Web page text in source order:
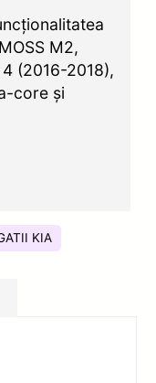
M2,
(2016-2018),
core și
KIA